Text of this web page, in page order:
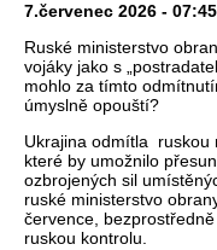
7.červenec 2026 - 07:45
Ruské ministerstvo
vojáky jako s
mohlo za tímto
úmyslně opouští?
Ukrajina odmítla
ruskou
které by umožnilo
ozbrojených sil
ruské ministerstvo
července,
ruskou kontrolu.